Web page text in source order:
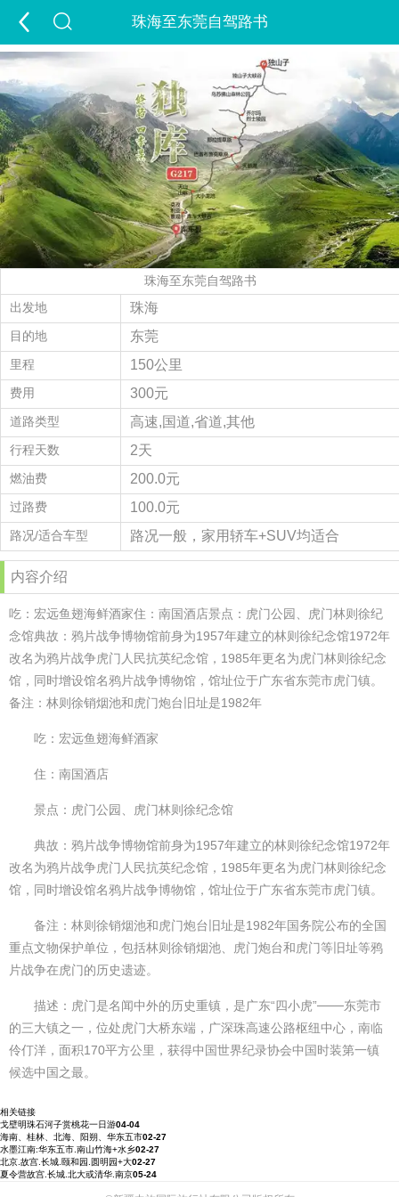
珠海至东莞自驾路书
定制游
出疆游 包车游 跟团游
夏令营 夕阳红 租车
景点 签证 酒店
精彩游记 旅行攻略 走进新疆
经营许可证 当地玩乐 会员中心
旅游问答
珠海至东莞自驾路书
出发地
珠海
目的地 东莞
里程 150公里
费用 300元
道路类型 高速,国道,省道,其他
行程天数 2天
燃油费 200.0元
过路费 100.0元
路况/适合车型 路况一般，家用轿车+SUV均适合
内容介绍
吃：宏远鱼翅海鲜酒家住：南国酒店景点：虎门公园、虎门林则徐纪
念馆典故：鸦片战争博物馆前身为1957年建立的林则徐纪念馆1972年
改名为鸦片战争虎门人民抗英纪念馆，1985年更名为虎门林则徐纪念
馆，同时增设馆名鸦片战争博物馆，馆址位于广东省东莞市虎门镇。
备注：林则徐销烟池和虎门炮台旧址是1982年
吃：宏远鱼翅海鲜酒家
住：南国酒店
景点：虎门公园、虎门林则徐纪念馆
典故：鸦片战争博物馆前身为1957年建立的林则徐纪念馆1972年
改名为鸦片战争虎门人民抗英纪念馆，1985年更名为虎门林则徐纪念
馆，同时增设馆名鸦片战争博物馆，馆址位于广东省东莞市虎门镇。
备注：林则徐销烟池和虎门炮台旧址是1982年国务院公布的全国
重点文物保护单位，包括林则徐销烟池、虎门炮台和虎门等旧址等鸦
片战争在虎门的历史遗迹。
描述：虎门是名闻中外的历史重镇，是广东“四小虎”───东莞市
的三大镇之一，位处虎门大桥东端，广深珠高速公路枢纽中心，南临
伶仃洋，面积170平方公里，获得中国世界纪录协会中国时装第一镇
候选中国之最。
相关链接
戈壁明珠石河子赏桃花一日游04-04
海南、桂林、北海、阳朔、华东五市02-27
水墨江南:华东五市.南山竹海+水乡02-27
北京.故宫.长城.颐和园.圆明园+大02-27
夏令营故宫.长城.北大或清华.南京05-24